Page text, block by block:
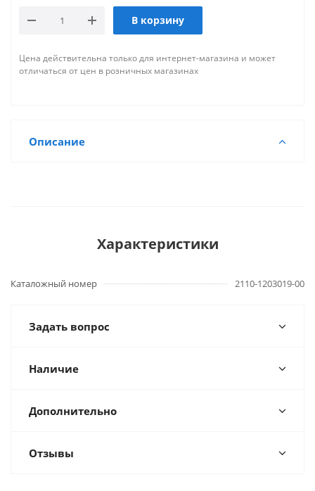
В корзину
Цена действительна только для интернет-магазина и может
отличаться от цен в розничных магазинах
Описание
Характеристики
Каталожный номер 2110-1203019-00
Задать вопрос
Наличие
Дополнительно
Отзывы